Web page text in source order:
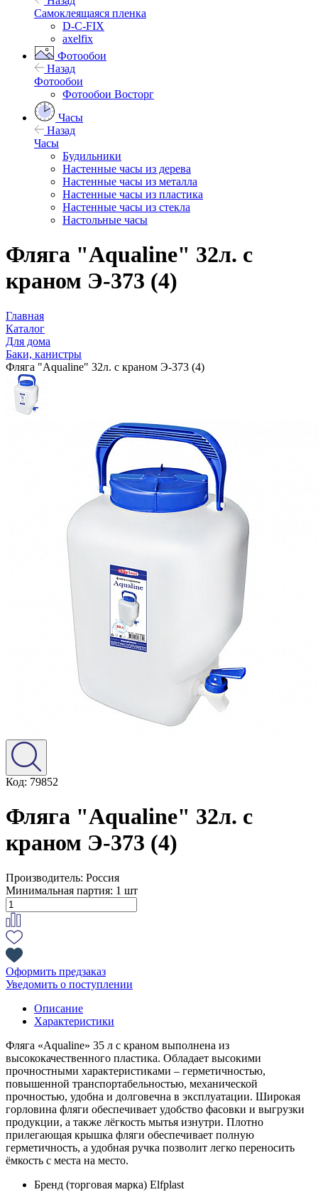
Самоклеящаяся пленка
D-C-FIX
axelfix
Фотообои
Назад
Фотообои
Фотообои Восторг
Часы
Назад
Часы
Будильники
Настенные часы из дерева
Настенные часы из металла
Настенные часы из пластика
Настенные часы из стекла
Настольные часы
Фляга "Aqualine" 32л. с
краном Э-373 (4)
Главная
Каталог
Для дома
Баки, канистры
Фляга "Aqualine" 32л. с краном Э-373 (4)
Код: 79852
Фляга "Aqualine" 32л. с
краном Э-373 (4)
Производитель: Россия
Минимальная партия: 1 шт
Оформить предзаказ
Уведомить о поступлении
Описание
Характеристики
Фляга «Aqualine» 35 л с краном выполнена из
высококачественного пластика. Обладает высокими
прочностными характеристиками – герметичностью,
повышенной транспортабельностью, механической
прочностью, удобна и долговечна в эксплуатации. Широкая
горловина фляги обеспечивает удобство фасовки и выгрузки
продукции, а также лёгкость мытья изнутри. Плотно
прилегающая крышка фляги обеспечивает полную
герметичность, а удобная ручка позволит легко переносить
ёмкость с места на место.
Бренд (торговая марка) Elfplast